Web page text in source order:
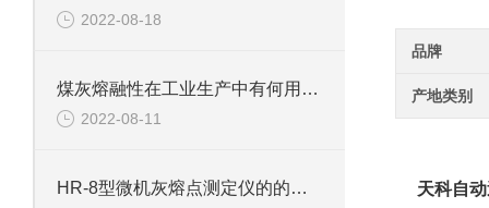
品牌
产地类别
天科自
2022-08-18
煤灰熔融性在工业生产中有何用途？
2022-08-11
HR-8型微机灰熔点测定仪的的技术参数